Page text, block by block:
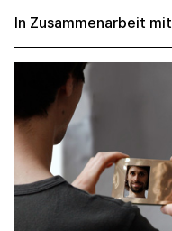
In Zusammenarbeit mit